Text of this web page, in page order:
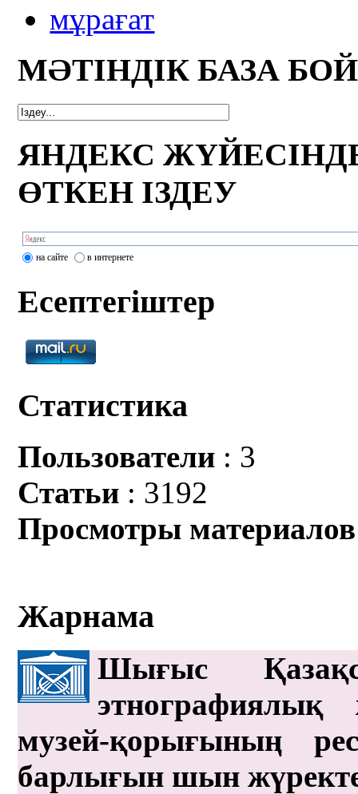
мұрағат
МӘТІНДІК БАЗА
ЯНДЕКС
ӨТКЕН ІЗДЕУ
на сайте в интернете
Есептегіштер
Статистика
Пользователи : 3
Статьи : 3192
Просмотры материалов
Жарнама
Шығыс
этнографиялық
музей-қорығының
барлығын шын